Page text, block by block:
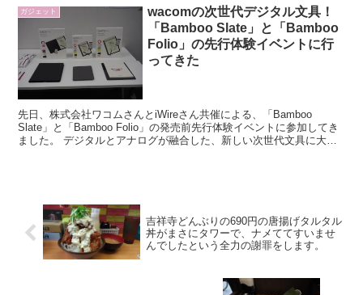
ガジェット
wacomの次世代デジタル文具！
「Bamboo Slate」と「Bamboo
Folio」の先行体験イベントに行
ってきた
先日、株式会社ワコムさんとiWireさん共催による、「Bamboo
Slate」と「Bamboo Folio」の発売前先行体験イベントに参加してき
ました。 デジタルとアナログが融合した、新しい次世代文具に大興
吉祥寺どんぶりの690円の唐揚げタルタル
丼がまさにタワーで、ナメててすいませ
んでしたという全力の謝罪をします。